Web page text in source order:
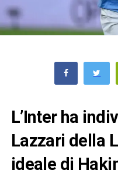
L’Inter ha
Lazzari della
ideale di